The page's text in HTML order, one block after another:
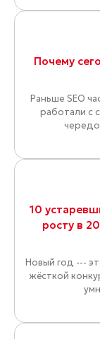
Почему
Раньше SEO
работали с
10
росту в
Новый год ---
жёсткой